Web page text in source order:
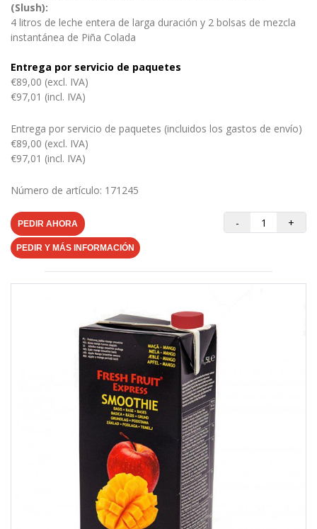
(Slush):
4 litros de leche entera de larga duración y 2 bolsas de mezcla
instantánea de Piña Colada
Entrega por servicio de paquetes
€89,00 (excl. IVA)
€97,01 (incl. IVA)
Entrega por servicio de paquetes (incluidos los gastos de envío)
€89,00 (excl. IVA)
€97,01 (incl. IVA)
Número de artículo: 171245
PEDIR AHORA - +
PEDIR Y MÁS INFORMACIÓN